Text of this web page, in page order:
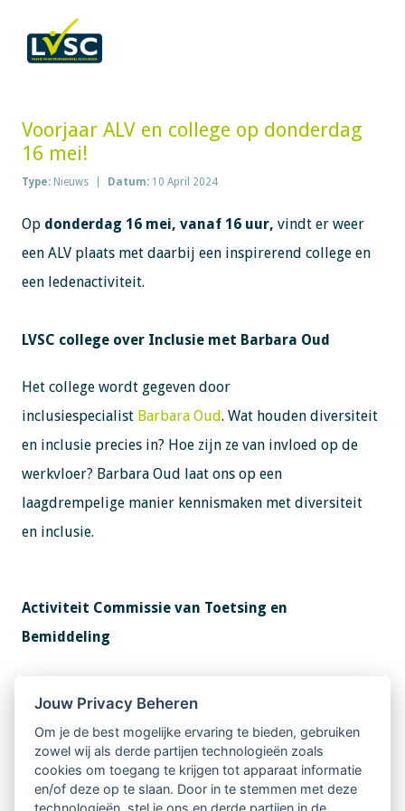
Voorjaar ALV en college op donderdag
16 mei!
Type: Nieuws Datum: 10 April 2024
Op donderdag 16 mei, vanaf 16 uur, vindt er weer
een ALV plaats met daarbij een inspirerend college en
een ledenactiviteit.
LVSC college over Inclusie met Barbara Oud
Het college wordt gegeven door
inclusiespecialist Barbara Oud. Wat houden diversiteit
en inclusie precies in? Hoe zijn ze van invloed op de
werkvloer? Barbara Oud laat ons op een
laagdrempelige manier kennismaken met diversiteit
en inclusie.
Activiteit Commissie van Toetsing en
Bemiddeling
Ben je op de hoogte van de klachtenprocedure en
gedragscode van LVSC?
Als beroepsvereniging streven we naar
Jouw Privacy Beheren
Om je de best mogelijke ervaring te bieden, gebruiken
zowel wij als derde partijen technologieën zoals
cookies om toegang te krijgen tot apparaat informatie
en/of deze op te slaan. Door in te stemmen met deze